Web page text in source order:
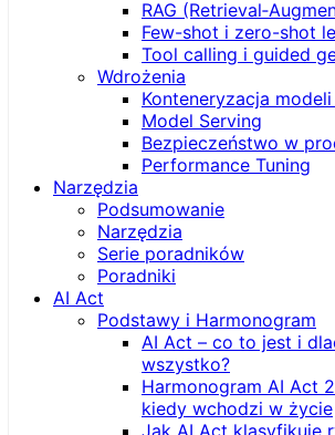
RAG
Few-shot i zero-shot
Tool calling i guided
Wdrożenia
Konteneryzacja
Model Serving
Bezpieczeństwo w
Performance Tuning
Narzędzia
Podsumowanie
Narzędzia
Serie poradników
Poradniki
AI Act
Podstawy i Harmonogram
AI Act – co to jest i
wszystko?
Harmonogram AI Act
kiedy wchodzi w życie
Jak AI Act klasyfikuje